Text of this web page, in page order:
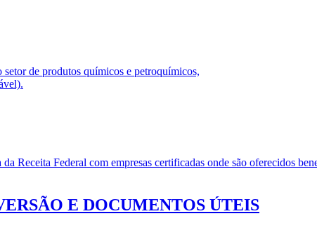
setor de produtos químicos e petroquímicos,
da Receita Federal com empresas certificadas onde são oferecidos
E DOCUMENTOS ÚTEIS